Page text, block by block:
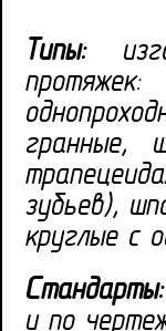
Типы:
гранные,
зубьев),
круглые с
Стандарты:
и по